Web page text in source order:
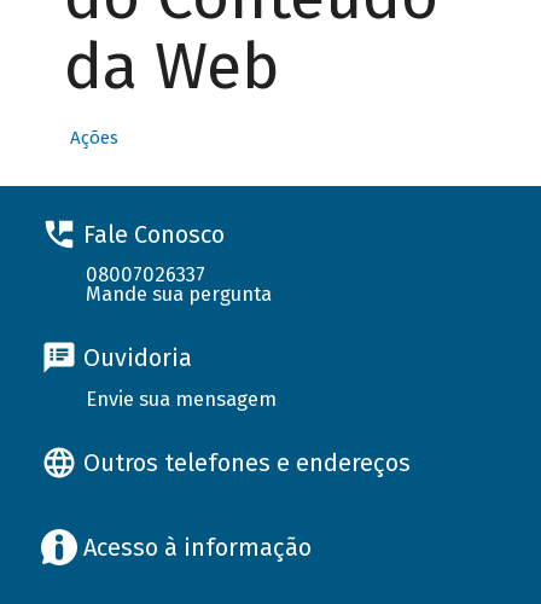
da Web
Ações
Fale Conosco
08007026337
Mande sua pergunta
Ouvidoria
Envie sua mensagem
Outros telefones e endereços
Acesso à informação